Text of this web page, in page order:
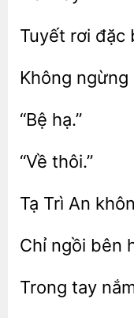
rơi
Trì
Chỉ bên
Trong tay